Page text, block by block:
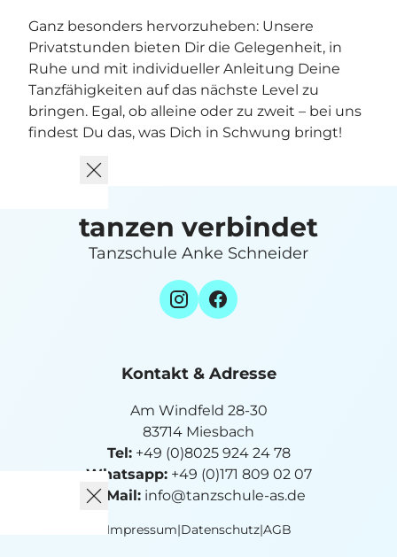
Ganz besonders hervorzuheben: Unsere
Privatstunden bieten Dir die Gelegenheit, in
Ruhe und mit individueller Anleitung Deine
Tanzfähigkeiten auf das nächste Level zu
bringen. Egal, ob alleine oder zu zweit – bei uns
findest Du das, was Dich in Schwung bringt!
Kontakt & Adresse
Am Windfeld 28-30
83714 Miesbach
Tel: +49 (0)8025 924 24 78
Whatsapp: +49 (0)171 809 02 07
E-Mail: info@tanzschule-as.de
tanzen verbindet
Tanzschule Anke Schneider
Impressum|Datenschutz|AGB